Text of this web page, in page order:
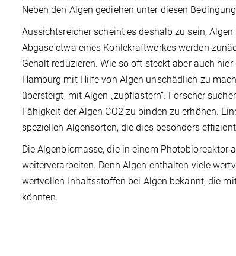
Neben den Algen gediehen unter diesen
Aussichtsreicher scheint es deshalb zu sein,
Abgase etwa eines Kohlekraftwerkes werden
Gehalt reduzieren. Wie so oft steckt aber auch
Hamburg mit Hilfe von Algen unschädlich zu
übersteigt, mit Algen „zupflastern“. Forscher
Fähigkeit der Algen CO2 zu binden zu erhöhen.
speziellen Algensorten, die dies besonders
Die Algenbiomasse, die in einem
weiterverarbeiten. Denn Algen enthalten viele
wertvollen Inhaltsstoffen bei Algen bekannt, die
könnten.